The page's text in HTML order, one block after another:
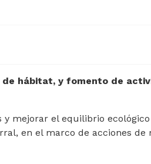
hábitat, y fomento de
mejorar el equilibrio
en el marco de acciones de